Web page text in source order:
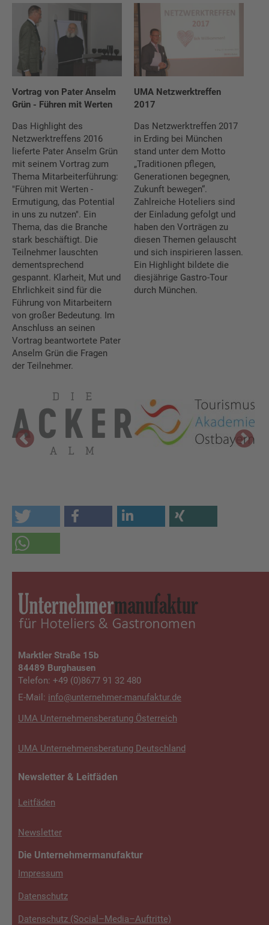
Vortrag von Pater Anselm
Grün - Führen mit Werten
Das Highlight des
Netzwerktreffens 2016
lieferte Pater Anselm Grün
mit seinem Vortrag zum
Thema Mitarbei­ter­füh­rung:
"Führen mit Werten -
Ermutigung, das Potential
in uns zu nutzen". Ein
Thema, das die Branche
stark beschäftigt. Die
Teilnehmer lauschten
dementsprechend
gespannt. Klarheit, Mut und
Ehrlichkeit sind für die
Führung von Mitarbei­tern
von großer Bedeutung. Im
Anschluss an seinen
Vortrag beantwor­te­te Pater
Anselm Grün die Fragen
der Teilnehmer.
UMA Netzwerktreffen
2017
Das Netzwerkt­ref­fen 2017
in Erding bei München
stand unter dem Motto
„Traditio­nen pflegen,
Generatio­nen begegnen,
Zukunft bewegen“.
Zahlreiche Hoteliers sind
der Einladung gefolgt und
haben den Vorträgen zu
diesen Themen gelauscht
und sich inspirie­ren lassen.
Ein Highlight bildete die
diesjähri­ge Gastro-Tour
durch München.
Marktler Straße 15b
84489 Burghausen
Telefon: +49 (0)8677 91 32 480
E-Mail: info@unterneh­mer-manufaktur.de
UMA Unternehmensberatung Österreich
UMA Unternehmensberatung Deutschland
Newsletter & Leitfäden
Leitfäden
Newsletter
Die Unternehmermanufaktur
Impressum
Datenschutz
Datenschutz (Social–Media–Auftritte)